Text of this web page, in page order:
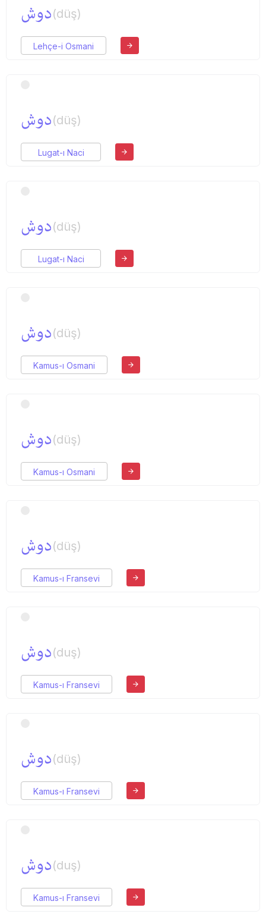
دوش(düş)
Lehçe-i Osmani
دوش(düş)
Lugat-ı Naci
دوش(düş)
Lugat-ı Naci
دوش(düş)
Kamus-ı Osmani
دوش(düş)
Kamus-ı Osmani
دوش(düş)
Kamus-ı Fransevi
دوش(duş)
Kamus-ı Fransevi
دوش(düş)
Kamus-ı Fransevi
دوش(duş)
Kamus-ı Fransevi